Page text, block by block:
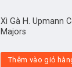
Xì Gà H. Upmann
Majors
Thêm vào giỏ